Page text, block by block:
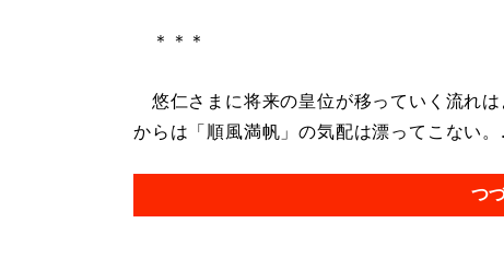
＊＊＊
悠仁さまに将来の皇位が移っていく流れは
からは「順風満帆」の気配は漂ってこない。
つ